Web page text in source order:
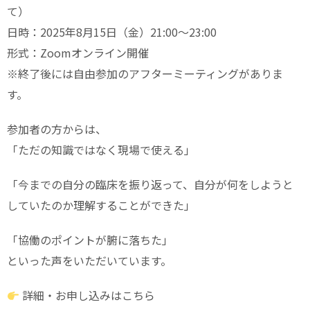
て）
日時：2025年8月15日（金）21:00〜23:00
形式：Zoomオンライン開催
※終了後には自由参加のアフターミーティングがありま
す。
参加者の方からは、
「ただの知識ではなく現場で使える」
「今までの自分の臨床を振り返って、自分が何をしようと
していたのか理解することができた」
「協働のポイントが腑に落ちた」
といった声をいただいています。
詳細・お申し込みはこちら